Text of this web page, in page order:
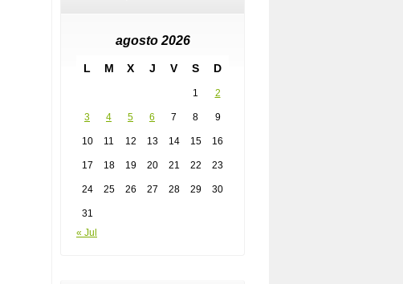
agosto 2026
L M X J V S D
1 2
3 4 5 6 7 8 9
10 11 12 13 14 15 16
17 18 19 20 21 22 23
24 25 26 27 28 29 30
31
« Jul